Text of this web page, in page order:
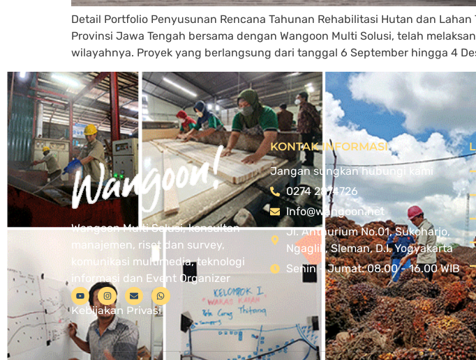
Detail Portfolio Penyusunan Rencana Tahunan Rehabilitasi Hutan dan
Provinsi Jawa Tengah bersama dengan Wangoon Multi Solusi, telah
wilayahnya. Proyek yang berlangsung dari tanggal 6 September hingga 4
Wangoon Multi Solusi, konsultan
manajemen, riset dan survey,
komunikasi multimedia, teknologi
informasi dan Event Organizer
Kebijakan Privasi
KONTAK INFORMASI
Jangan sungkan hubungi kami
0274 2874726
Info@wangoon.net
Jl. Anthurium No.01, Sukoharjo,
Ngaglik, Sleman, D.I. Yogyakarta
Senin - Jumat: 08.00 - 16.00 WIB